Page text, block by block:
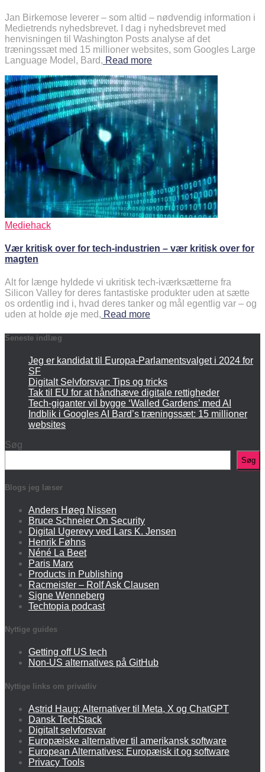
Jan Birkemose leverer – som altid – nødvendig information i
Medietrends nyhedsbrevet. I dag i nyhedsbrevet med
henvisningen til Washington Posts analyse af det
træningssæt med 15 millioner websites, som Googles Large
Language Model, Bard, Read more
Mediehack
Vær kritisk over for tech-industrien – vær kritisk over for
magten
Alt for længe hyldede vi ukritisk tech-iværksætterne fra
Silicon Valley for deres fantastiske produkter uden at sætte
os ordentlig ind i, hvad deres tanker og mål egentlig var – og
uden at holde øje med, Read more
Seneste indlæg
Jeg er kandidat til Europa-Parlamentsvalget i 2024 for
SF
Digitalt Selvforsvar: Tips og tricks
Tak til EU for at håndhæve digitale rettigheder
Tech-giganter vil bygge ‘Walled Gardens’ med AI
Indblik i Googles AI Bard’s træningssæt: 15 millioner
websites
Søg
Søg
Blogs jeg læser
Anders Høeg Nissen
Bruce Schneier On Security
Digital Ugerevy ved Lars K. Jensen
Henrik Føhns
Néné La Beet
Paris Marx
Products in Publishing
Racmeister – Rolf Ask Clausen
Signe Wenneberg
Techtopia podcast
Nyttige guides
Getting off US tech
Non-US alternatives på GitHub
Nyttige links om privatliv
Astrid Haug: Alternativer til Meta, X og ChatGPT
Dansk TechStack
Digitalt selvforsvar
Europæiske alternativer til amerikansk software
European Alternatives: Europæisk it og software
Privacy Tools